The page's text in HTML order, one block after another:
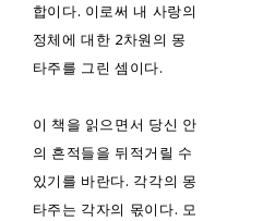
합이다. 이로써 내 사랑의
정체에 대한 2차원의 몽
타주를 그린 셈이다.
이 책을 읽으면서 당신 안
의 흔적들을 뒤적거릴 수
있기를 바란다. 각각의 몽
타주는 각자의 몫이다. 모